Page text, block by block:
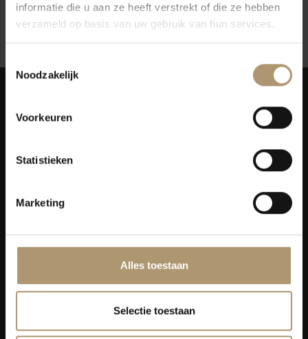
informatie die u aan ze heeft verstrekt of die ze hebben
verzameld op basis van uw gebruik van hun services.
Noodzakelijk
Voorkeuren
Statistieken
Marketing
Alles toestaan
Selectie toestaan
Toon: 12
Simon van Capelweg 127
0172 - 82 00 65
Klantenservice
Bezorging